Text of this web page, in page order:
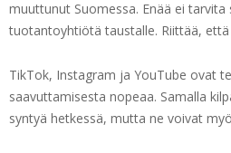
muuttunut Suomessa. Enää ei
tuotantoyhtiötä taustalle. Riittää,
TikTok, Instagram ja YouTube ovat
saavuttamisesta nopeaa. Samalla
syntyä hetkessä, mutta ne voivat